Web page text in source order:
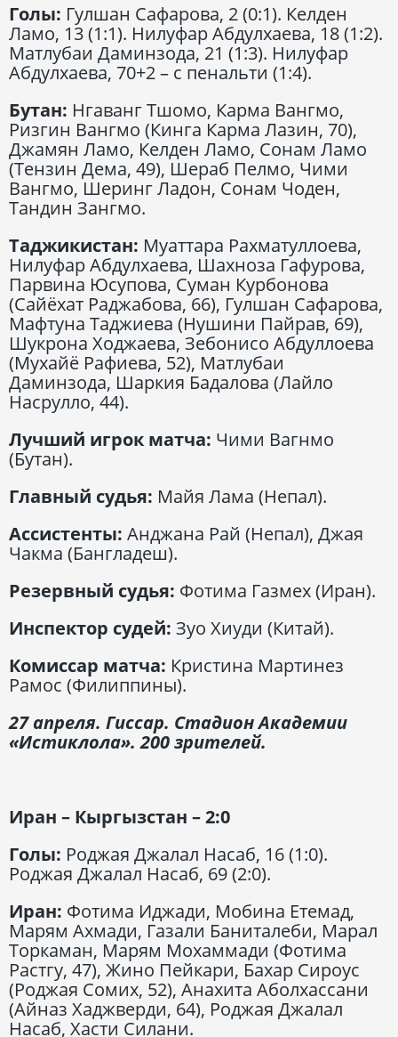
Голы: Гулшан Сафарова, 2 (0:1). Келден
Ламо, 13 (1:1). Нилуфар Абдулхаева, 18 (1:2).
Матлубаи Даминзода, 21 (1:3). Нилуфар
Абдулхаева, 70+2 – с пенальти (1:4).
Бутан: Нгаванг Тшомо, Карма Вангмо,
Ризгин Вангмо (Кинга Карма Лазин, 70),
Джамян Ламо, Келден Ламо, Сонам Ламо
(Тензин Дема, 49), Шераб Пелмо, Чими
Вангмо, Шеринг Ладон, Сонам Чоден,
Тандин Зангмо.
Таджикистан: Муаттара Рахматуллоева,
Нилуфар Абдулхаева, Шахноза Гафурова,
Парвина Юсупова, Суман Курбонова
(Сайёхат Раджабова, 66), Гулшан Сафарова,
Мафтуна Таджиева (Нушини Пайрав, 69),
Шукрона Ходжаева, Зебонисо Абдуллоева
(Мухайё Рафиева, 52), Матлубаи
Даминзода, Шаркия Бадалова (Лайло
Насрулло, 44).
Лучший игрок матча: Чими Вагнмо
(Бутан).
Главный судья: Майя Лама (Непал).
Ассистенты: Анджана Рай (Непал), Джая
Чакма (Бангладеш).
Резервный судья: Фотима Газмех (Иран).
Инспектор судей: Зуо Хиуди (Китай).
Комиссар матча: Кристина Мартинез
Рамос (Филиппины).
27 апреля. Гиссар. Стадион Академии
«Истиклола». 200 зрителей.
Иран – Кыргызстан – 2:0
Голы: Роджая Джалал Насаб, 16 (1:0).
Роджая Джалал Насаб, 69 (2:0).
Иран: Фотима Иджади, Мобина Етемад,
Марям Ахмади, Газали Баниталеби, Марал
Торкаман, Марям Мохаммади (Фотима
Растгу, 47), Жино Пейкари, Бахар Сироус
(Роджая Сомих, 52), Анахита Аболхассани
(Айназ Хаджверди, 64), Роджая Джалал
Насаб, Хасти Силани.